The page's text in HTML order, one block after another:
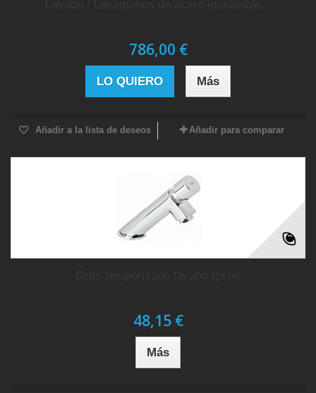
786,00 €
LO QUIERO Más
Añadir a la lista de deseos Añadir para comparar
48,15 €
Más